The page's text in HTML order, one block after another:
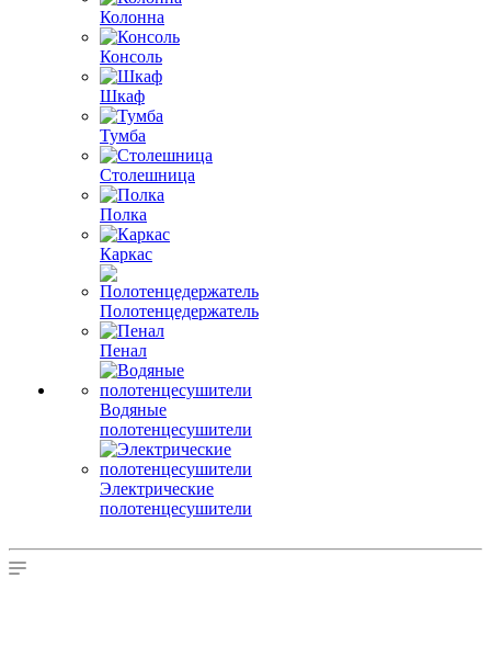
Колонна
Консоль
Шкаф
Тумба
Столешница
Полка
Каркас
Полотенцедержатель
Пенал
Водяные
полотенцесушители
Электрические
полотенцесушители